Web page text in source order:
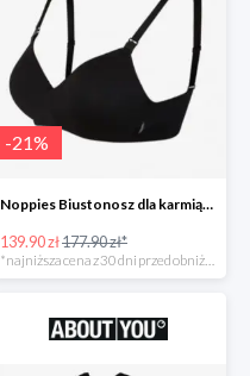
-21%
Noppies Biustonosz dla karmiących -21%
139.90 zł177.90 zł*
*najniższa cena z 30 dni przed obniżką